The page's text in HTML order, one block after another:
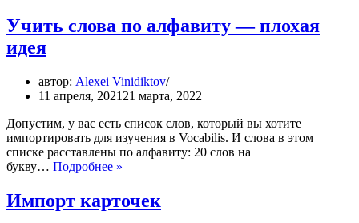
проблемы
Учить слова по алфавиту — плохая
идея
автор: Alexei Vinidiktov
11 апреля, 2021 21 марта, 2022
Допустим, у вас есть список слов, который вы хотите
импортировать для изучения в Vocabilis. И слова в этом
списке расставлены по алфавиту: 20 слов на
букву… Подробнее »
алфавиту
Импорт карточек